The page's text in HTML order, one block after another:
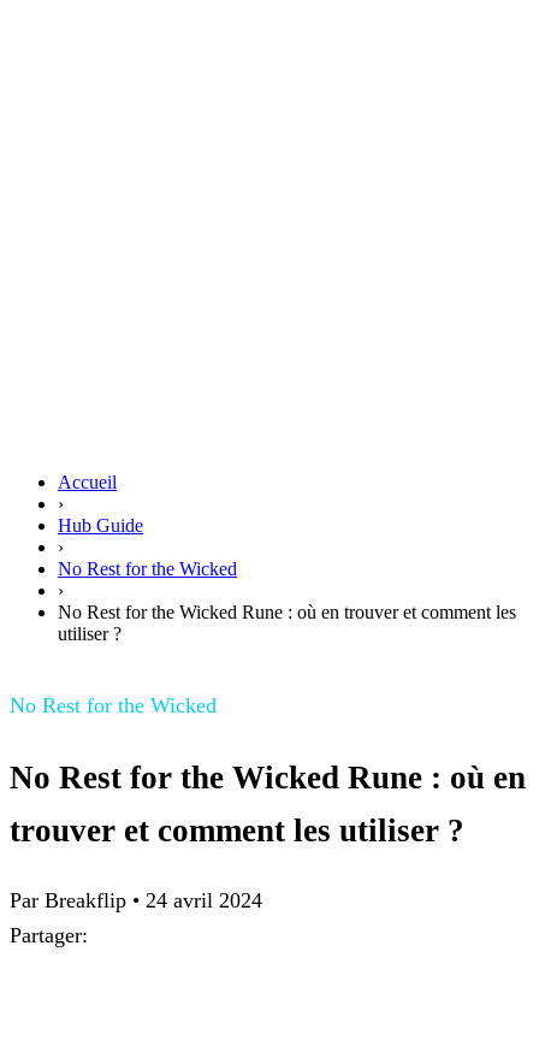
Accueil
›
Hub Guide
›
No Rest for the Wicked
›
No Rest for the Wicked Rune : où en trouver et comment les
utiliser ?
No Rest for the Wicked
No Rest for the Wicked Rune : où en
trouver et comment les utiliser ?
Par Breakflip • 24 avril 2024
Partager: